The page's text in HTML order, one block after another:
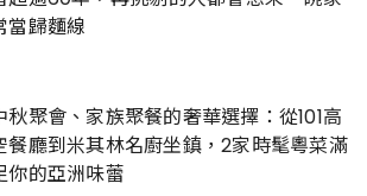
當歸麵線
秋聚會、家族聚餐的奢華選擇：從101高
餐廳到米其林名廚坐鎮，2家時髦粵菜滿
你的亞洲味蕾